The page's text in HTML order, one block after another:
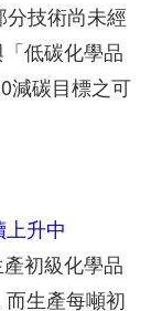
技術尚未經
低碳化學品
減碳目標之可
升中
初級化學品
生產每噸初